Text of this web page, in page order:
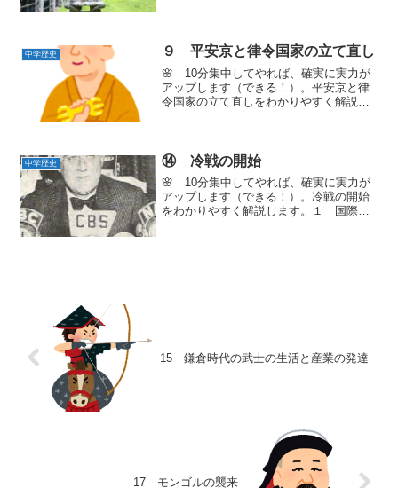
鮮の...
中学歴史 ９ 平安京と律令国家の立て直し
🌸 10分集中してやれば、確実に実力が
アップします（できる！）。平安京と律
令国家の立て直しをわかりやすく解説し
いが激しくなり、政治が...
中学歴史 ⑭ 冷戦の開始
🌸 10分集中してやれば、確実に実力が
アップします（できる！）。冷戦の開始
をわかりやすく解説します。１ 国際連
15 鎌倉時代の武士の生活と産業の発達
17 モンゴルの襲来